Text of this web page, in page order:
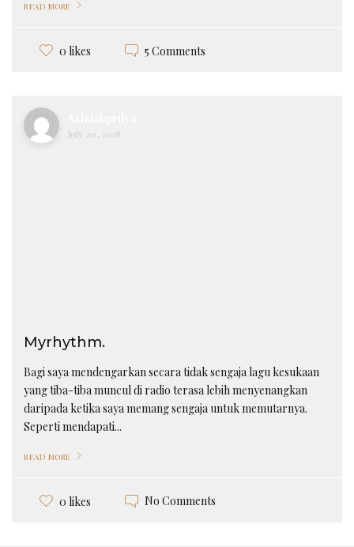
READ MORE
0 likes 5 Comments
July 20, 2018
Myrhythm.
Bagi saya mendengarkan secara tidak sengaja lagu kesukaan
yang tiba-tiba muncul di radio terasa lebih menyenangkan
daripada ketika saya memang sengaja untuk memutarnya.
Seperti mendapati...
READ MORE
0 likes No Comments